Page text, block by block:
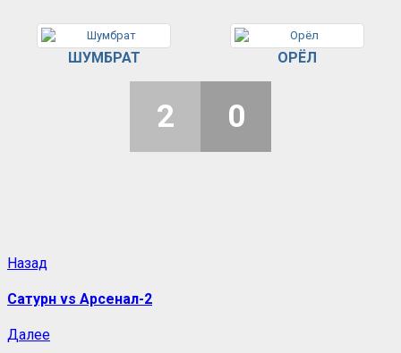
ШУМБРАТ ОРЁЛ
2 0
Назад
Сатурн vs Арсенал-2
Далее